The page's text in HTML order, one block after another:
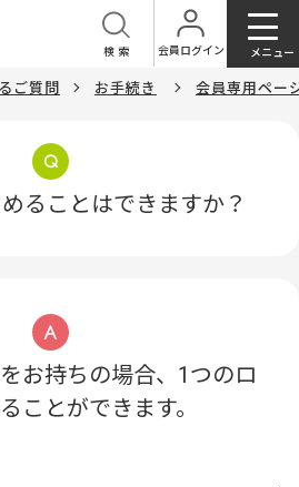
会員ログイン
検索 メニュー
ご質問 お手続き 会員専用ペー
ることはできますか？
お持ちの場合、1つのロ
ことができます。